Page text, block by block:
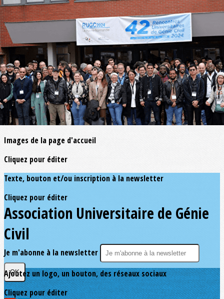
Exporter les lignes sélectionnées
Exporter toutes les colonnes
Exporter uniquement les colonnes affichées
Menu
<
>
Page d'accueil
Actualités
?>
Images de la page d'accueil
Cliquez pour éditer
Texte, bouton et/ou inscription à la newsletter
Cliquez pour éditer
Association Universitaire de Génie
Civil
Je m'abonne à la newsletter
OK
Ajoutez un logo, un bouton, des réseaux sociaux
Cliquez pour éditer